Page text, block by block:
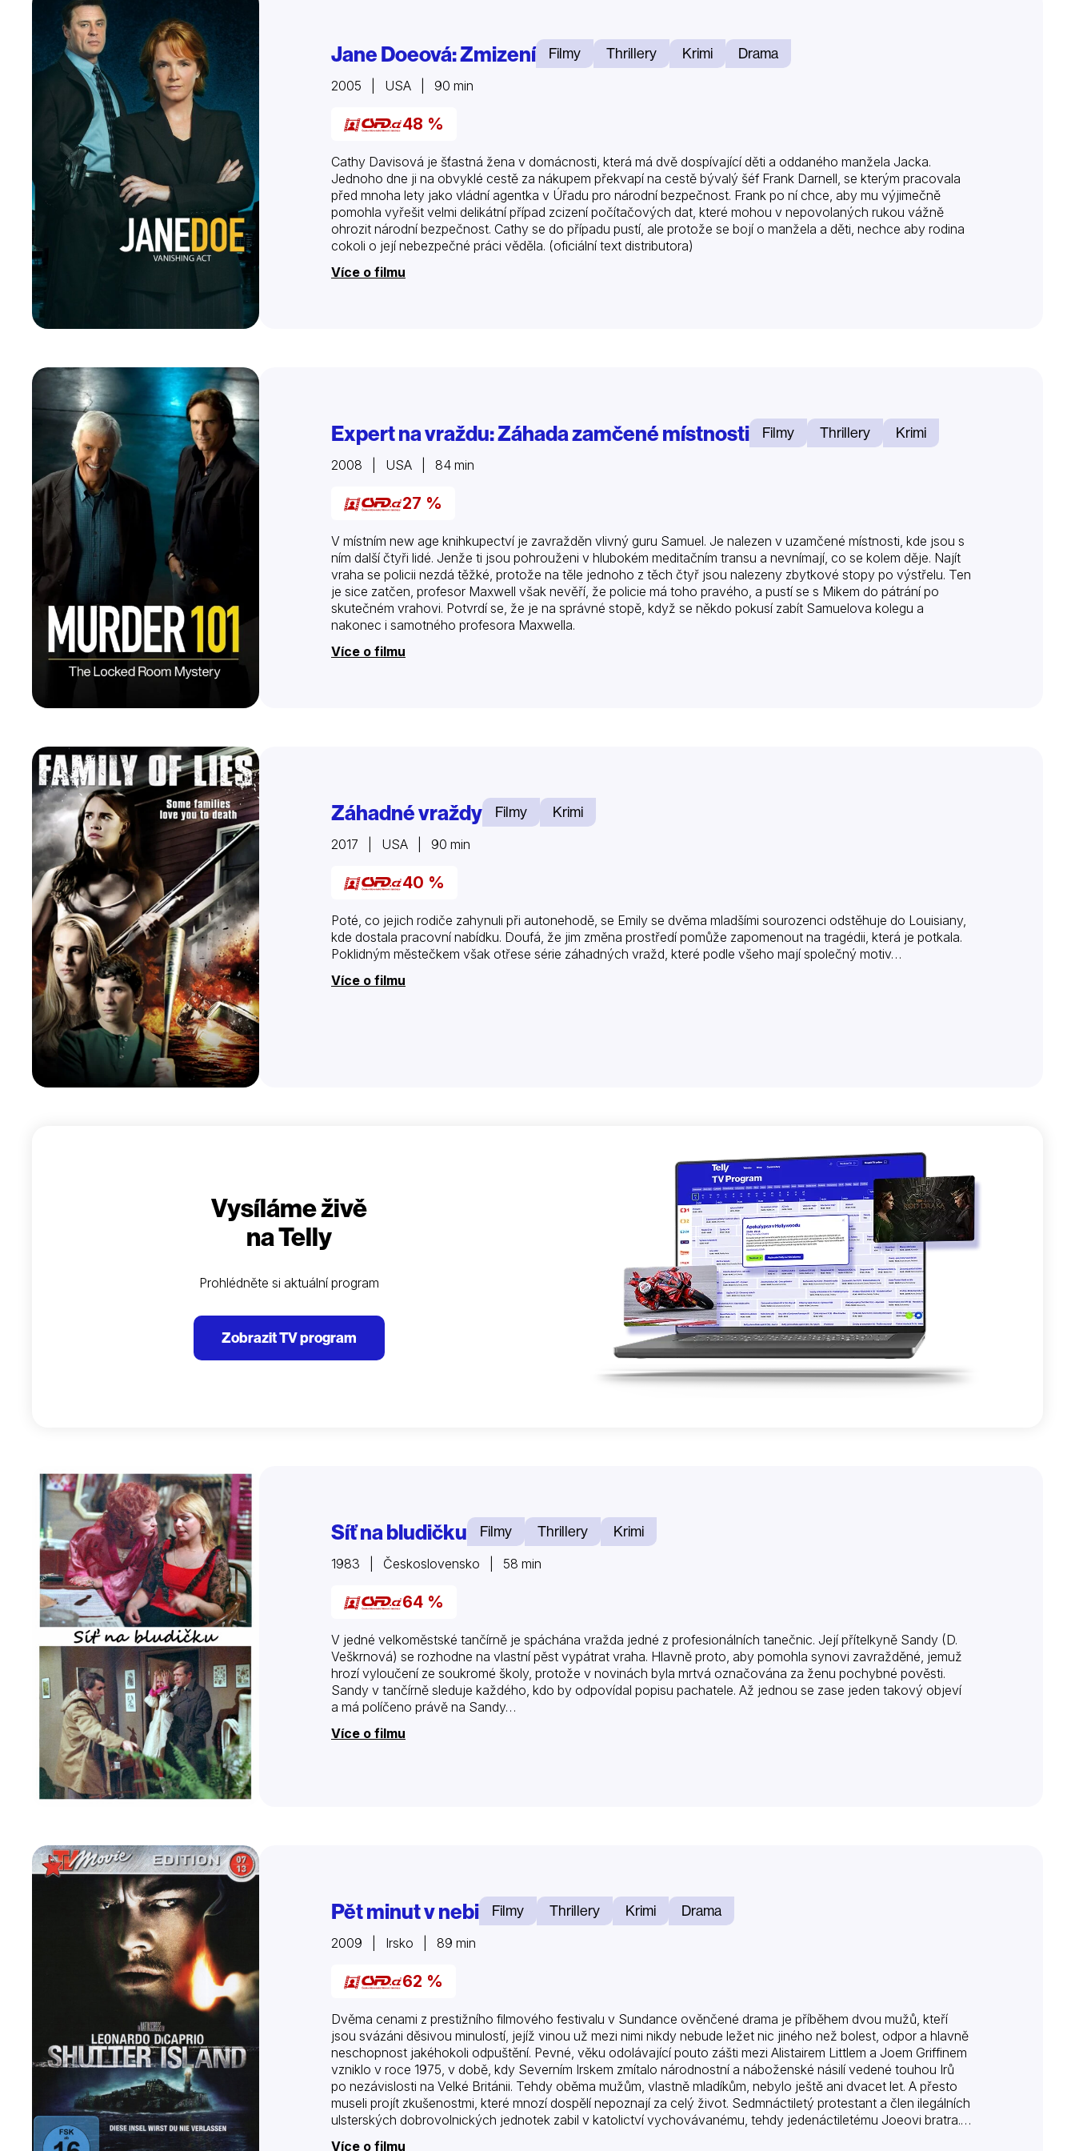
Jane Doeová: Zmizení Filmy Thrillery Krimi Drama
2005 | USA | 90 min
48 %
Cathy Davisová je šťastná žena v domácnosti, která má dvě dospívající děti a oddaného manžela Jacka.
Jednoho dne ji na obvyklé cestě za nákupem překvapí na cestě bývalý šéf Frank Darnell, se kterým pracovala
před mnoha lety jako vládní agentka v Úřadu pro národní bezpečnost. Frank po ní chce, aby mu výjimečně
pomohla vyřešit velmi delikátní případ zcizení počítačových dat, které mohou v nepovolaných rukou vážně
ohrozit národní bezpečnost. Cathy se do případu pustí, ale protože se bojí o manžela a děti, nechce aby rodina
cokoli o její nebezpečné práci věděla. (oficiální text distributora)
Více o filmu
Expert na vraždu: Záhada zamčené místnosti Filmy Thrillery Krimi
2008 | USA | 84 min
27 %
V místním new age knihkupectví je zavražděn vlivný guru Samuel. Je nalezen v uzamčené místnosti, kde jsou s
ním další čtyři lidé. Jenže ti jsou pohrouženi v hlubokém meditačním transu a nevnímají, co se kolem děje. Najít
vraha se policii nezdá těžké, protože na těle jednoho z těch čtyř jsou nalezeny zbytkové stopy po výstřelu. Ten
je sice zatčen, profesor Maxwell však nevěří, že policie má toho pravého, a pustí se s Mikem do pátrání po
skutečném vrahovi. Potvrdí se, že je na správné stopě, když se někdo pokusí zabít Samuelova kolegu a
nakonec i samotného profesora Maxwella.
Více o filmu
Záhadné vraždy Filmy Krimi
2017 | USA | 90 min
40 %
Poté, co jejich rodiče zahynuli při autonehodě, se Emily se dvěma mladšími sourozenci odstěhuje do Louisiany,
kde dostala pracovní nabídku. Doufá, že jim změna prostředí pomůže zapomenout na tragédii, která je potkala.
Poklidným městečkem však otřese série záhadných vražd, které podle všeho mají společný motiv…
Více o filmu
Vysíláme živě
na Telly
Prohlédněte si aktuální program
Zobrazit TV program
Síť na bludičku Filmy Thrillery Krimi
1983 | Československo | 58 min
64 %
V jedné velkoměstské tančírně je spáchána vražda jedné z profesionálních tanečnic. Její přítelkyně Sandy (D.
Veškrnová) se rozhodne na vlastní pěst vypátrat vraha. Hlavně proto, aby pomohla synovi zavražděné, jemuž
hrozí vyloučení ze soukromé školy, protože v novinách byla mrtvá označována za ženu pochybné pověsti.
Sandy v tančírně sleduje každého, kdo by odpovídal popisu pachatele. Až jednou se zase jeden takový objeví
a má políčeno právě na Sandy…
Více o filmu
Pět minut v nebi Filmy Thrillery Krimi Drama
2009 | Irsko | 89 min
62 %
Dvěma cenami z prestižního filmového festivalu v Sundance ověnčené drama je příběhem dvou mužů, kteří
jsou svázáni děsivou minulostí, jejíž vinou už mezi nimi nikdy nebude ležet nic jiného než bolest, odpor a hlavně
neschopnost jakéhokoli odpuštění. Pevné, věku odolávající pouto zášti mezi Alistairem Littlem a Joem Griffinem
vzniklo v roce 1975, v době, kdy Severním Irskem zmítalo národnostní a náboženské násilí vedené touhou Irů
po nezávislosti na Velké Británii. Tehdy oběma mužům, vlastně mladíkům, nebylo ještě ani dvacet let. A přesto
museli projít zkušenostmi, které mnozí dospělí nepoznají za celý život. Sedmnáctiletý protestant a člen ilegálních
ulsterských dobrovolnických jednotek zabil v katolictví vychovávanému, tehdy jedenáctiletému Joeovi bratra.
A i když si za svůj čin odseděl dvanáct let ve vězení,…
Více o filmu